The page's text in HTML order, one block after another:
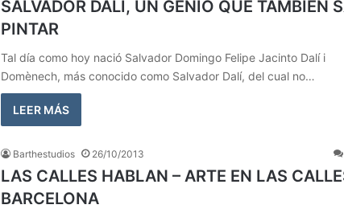
SALVADOR DALÍ, UN GENIO QUE TAMBIÉN
PINTAR
Tal día como hoy nació Salvador Domingo Felipe Jacinto Dalí i
Domènech, más conocido como Salvador Dalí, del cual no…
LEER MÁS
Barthestudios 26/10/2013
LAS CALLES HABLAN – ARTE EN LAS
BARCELONA